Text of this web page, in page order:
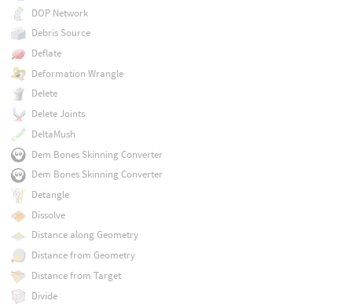
DOP Network
Debris Source
Deflate
Deformation Wrangle
Delete
Delete Joints
DeltaMush
Dem Bones Skinning Converter
Dem Bones Skinning Converter
Detangle
Dissolve
Distance along Geometry
Distance from Geometry
Distance from Target
Divide